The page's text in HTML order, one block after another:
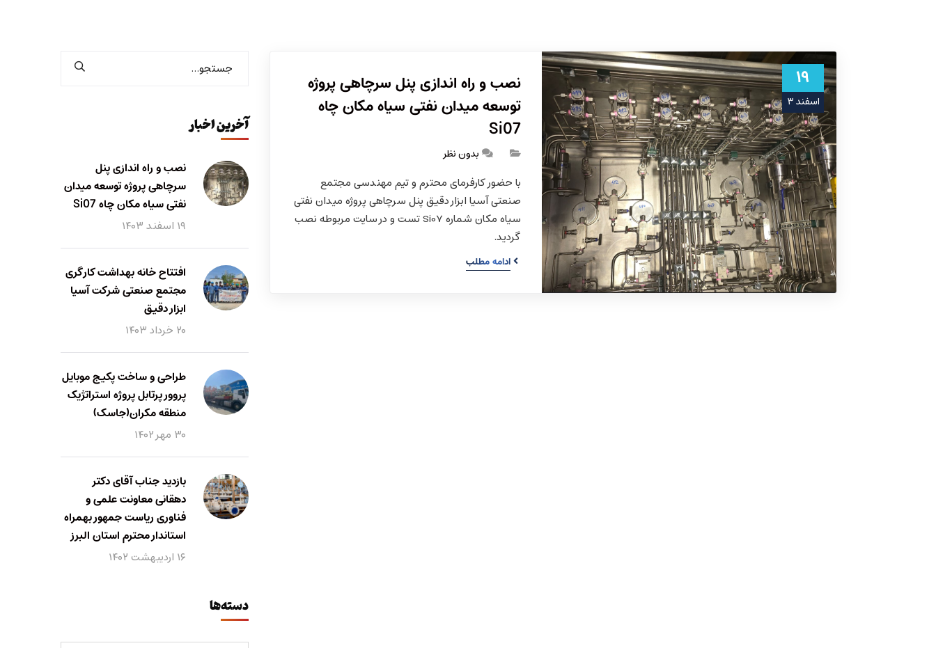
۱۹
اسفند ۳
نصب و راه اندازی پنل سرچاهی پروژه
توسعه میدان نفتی سیاه مکان چاه
Si07
بدون نظر
با حضور کارفرمای محترم و تیم مهندسی مجتمع
صنعتی آسیا ابزار دقیق پنل سرچاهی پروژه میدان نفتی
سیاه مکان شماره Si07 تست و در سایت مربوطه نصب
گردید.
ادامه مطلب
آخرین اخبار
نصب و راه اندازی پنل
سرچاهی پروژه توسعه میدان
نفتی سیاه مکان چاه Si07
۱۹ اسفند ۱۴۰۳
افتتاح خانه بهداشت کارگری
مجتمع صنعتی شرکت آسیا
ابزار دقیق
۲۰ خرداد ۱۴۰۳
طراحی و ساخت پکیج موبایل
پروور پرتابل پروژه استراتژیک
منطقه مکران(جاسک)
۳۰ مهر ۱۴۰۲
بازدید جناب آقای دکتر
دهقانی معاونت علمی و
فناوری ریاست جمهور بهمراه
استاندار محترم استان البرز
۱۶ اردیبهشت ۱۴۰۲
دسته‌ها